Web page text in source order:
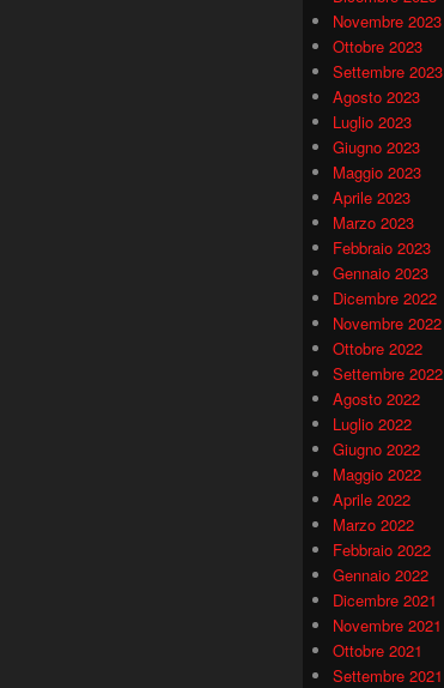
Novembre 2023
Ottobre 2023
Settembre 2023
Agosto 2023
Luglio 2023
Giugno 2023
Maggio 2023
Aprile 2023
Marzo 2023
Febbraio 2023
Gennaio 2023
Dicembre 2022
Novembre 2022
Ottobre 2022
Settembre 2022
Agosto 2022
Luglio 2022
Giugno 2022
Maggio 2022
Aprile 2022
Marzo 2022
Febbraio 2022
Gennaio 2022
Dicembre 2021
Novembre 2021
Ottobre 2021
Settembre 2021